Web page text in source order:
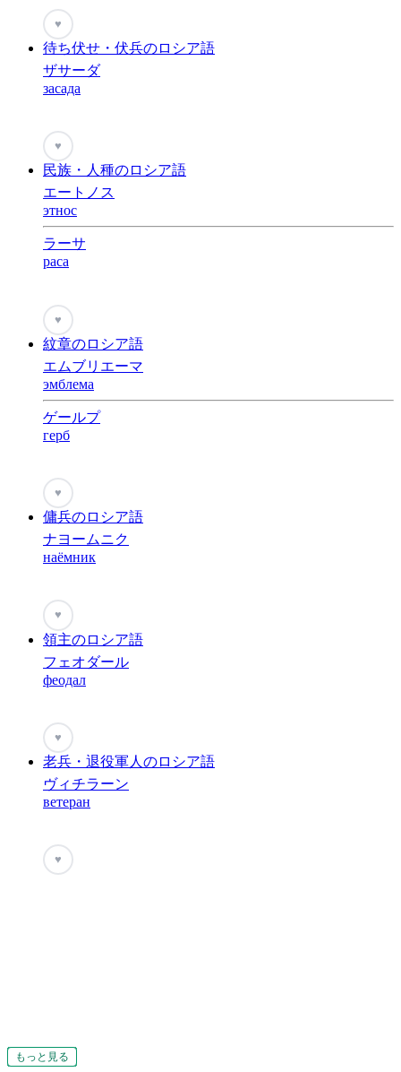
もっと見る
もっと見る
もっと見る
もっと見る
もっと見る
もっと見る
もっと見る
もっと見る
もっと見る
もっと見る
もっと見る
もっと見る
もっと見る
もっと見る
もっと見る
もっと見る
もっと見る
♥
待ち伏せ・伏兵のロシア語
ザサーダ
засада
♥
民族・人種のロシア語
エートノス
этнос
ラーサ
раса
もっと見る
♥
紋章のロシア語
エムブリエーマ
эмблема
ゲールプ
герб
♥
傭兵のロシア語
ナヨームニク
наёмник
♥
領主のロシア語
フェオダール
феодал
♥
老兵・退役軍人のロシア語
ヴィチラーン
ветеран
♥